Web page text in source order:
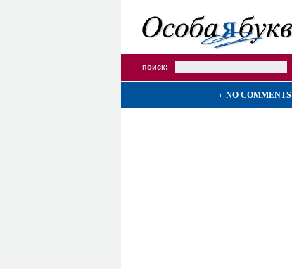
поиск:
NO COMMENTS